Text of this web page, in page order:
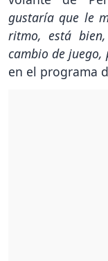
gustaría que le
ritmo, está
cambio de juego,
en el programa